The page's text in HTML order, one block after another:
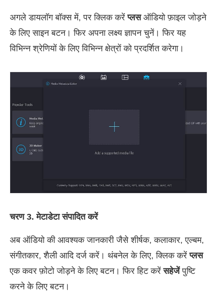
अगले डायलॉग बॉक्स में, पर क्लिक करेंप्लसऑडियो फ़ाइल जोड़ने
के लिए साइन बटन। फिर अपना लक्ष्य ज्ञापन चुनें। फिर यह
विभिन्न श्रेणियों के लिए विभिन्न क्षेत्रों को प्रदर्शित करेगा।
चरण 3. मेटाडेटा संपादित करें
अब ऑडियो की आवश्यक जानकारी जैसे शीर्षक, कलाकार, एल्बम,
संगीतकार, शैली आदि दर्ज करें। थंबनेल के लिए, क्लिक करेंप्लस
एक कवर फ़ोटो जोड़ने के लिए बटन। फिर हिट करेंसहेजेंपुष्टि
करने के लिए बटन।